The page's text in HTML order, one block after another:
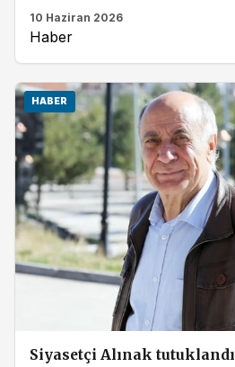
10 Haziran 2026
Haber
HABER
Siyasetçi Alınak tutuklandı